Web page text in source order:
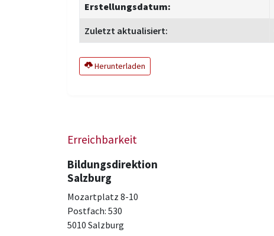
Erstellungsdatum:
Zuletzt aktualisiert:
Herunterladen
Erreichbarkeit
Bildungsdirektion
Salzburg
Mozartplatz 8-10
Postfach: 530
5010 Salzburg